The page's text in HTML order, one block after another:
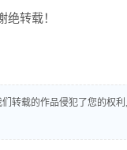
转载！
转载的作品侵犯了您的权